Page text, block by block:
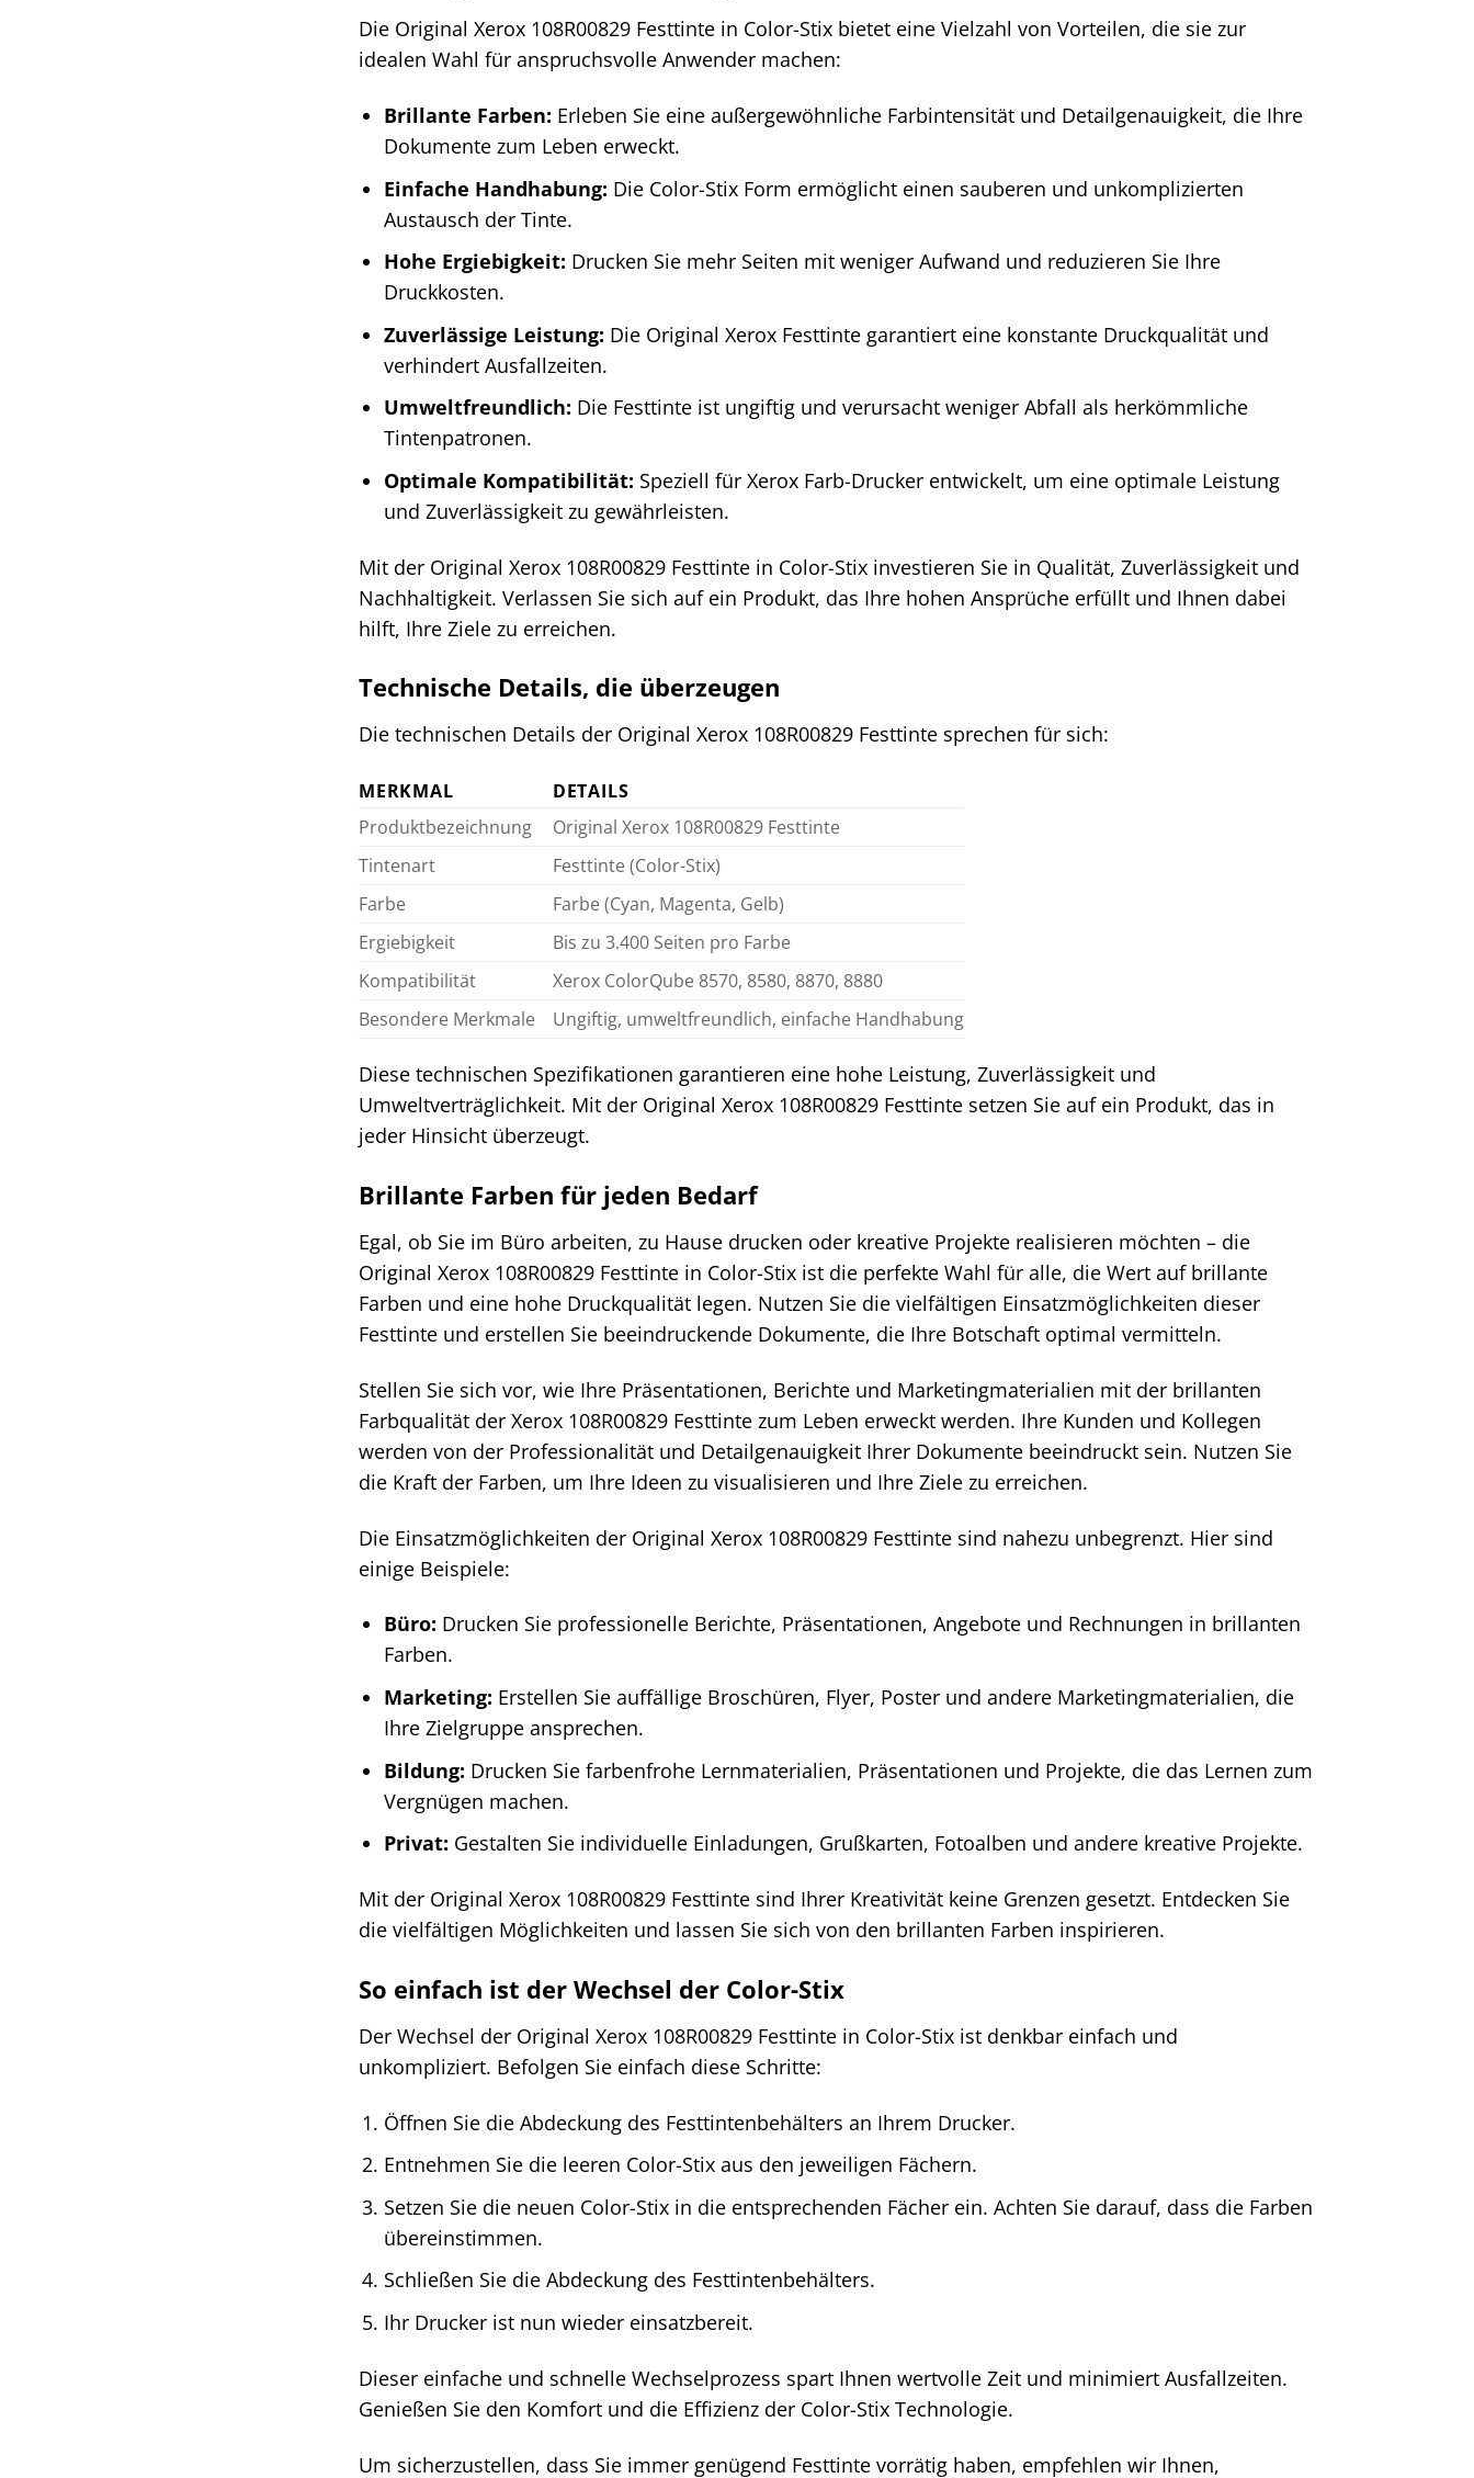
Die Original Xerox 108R00829 Festtinte in Color-Stix bietet eine Vielzahl von Vorteilen, die sie zur
idealen Wahl für anspruchsvolle Anwender machen:
Brillante Farben: Erleben Sie eine außergewöhnliche Farbintensität und Detailgenauigkeit, die Ihre
Dokumente zum Leben erweckt.
Einfache Handhabung: Die Color-Stix Form ermöglicht einen sauberen und unkomplizierten
Austausch der Tinte.
Hohe Ergiebigkeit: Drucken Sie mehr Seiten mit weniger Aufwand und reduzieren Sie Ihre
Druckkosten.
Zuverlässige Leistung: Die Original Xerox Festtinte garantiert eine konstante Druckqualität und
verhindert Ausfallzeiten.
Umweltfreundlich: Die Festtinte ist ungiftig und verursacht weniger Abfall als herkömmliche
Tintenpatronen.
Optimale Kompatibilität: Speziell für Xerox Farb-Drucker entwickelt, um eine optimale Leistung
und Zuverlässigkeit zu gewährleisten.
Mit der Original Xerox 108R00829 Festtinte in Color-Stix investieren Sie in Qualität, Zuverlässigkeit und
Nachhaltigkeit. Verlassen Sie sich auf ein Produkt, das Ihre hohen Ansprüche erfüllt und Ihnen dabei
hilft, Ihre Ziele zu erreichen.
Technische Details, die überzeugen
Die technischen Details der Original Xerox 108R00829 Festtinte sprechen für sich:
MERKMAL
DETAILS
Produktbezeichnung
Original Xerox 108R00829 Festtinte
Tintenart
Festtinte (Color-Stix)
Farbe
Farbe (Cyan, Magenta, Gelb)
Ergiebigkeit
Bis zu 3.400 Seiten pro Farbe
Kompatibilität
Xerox ColorQube 8570, 8580, 8870, 8880
Besondere Merkmale
Ungiftig, umweltfreundlich, einfache Handhabung
Diese technischen Spezifikationen garantieren eine hohe Leistung, Zuverlässigkeit und
Umweltverträglichkeit. Mit der Original Xerox 108R00829 Festtinte setzen Sie auf ein Produkt, das in
jeder Hinsicht überzeugt.
Brillante Farben für jeden Bedarf
Egal, ob Sie im Büro arbeiten, zu Hause drucken oder kreative Projekte realisieren möchten – die
Original Xerox 108R00829 Festtinte in Color-Stix ist die perfekte Wahl für alle, die Wert auf brillante
Farben und eine hohe Druckqualität legen. Nutzen Sie die vielfältigen Einsatzmöglichkeiten dieser
Festtinte und erstellen Sie beeindruckende Dokumente, die Ihre Botschaft optimal vermitteln.
Stellen Sie sich vor, wie Ihre Präsentationen, Berichte und Marketingmaterialien mit der brillanten
Farbqualität der Xerox 108R00829 Festtinte zum Leben erweckt werden. Ihre Kunden und Kollegen
werden von der Professionalität und Detailgenauigkeit Ihrer Dokumente beeindruckt sein. Nutzen Sie
die Kraft der Farben, um Ihre Ideen zu visualisieren und Ihre Ziele zu erreichen.
Die Einsatzmöglichkeiten der Original Xerox 108R00829 Festtinte sind nahezu unbegrenzt. Hier sind
einige Beispiele:
Büro: Drucken Sie professionelle Berichte, Präsentationen, Angebote und Rechnungen in brillanten
Farben.
Marketing: Erstellen Sie auffällige Broschüren, Flyer, Poster und andere Marketingmaterialien, die
Ihre Zielgruppe ansprechen.
Bildung: Drucken Sie farbenfrohe Lernmaterialien, Präsentationen und Projekte, die das Lernen zum
Vergnügen machen.
Privat: Gestalten Sie individuelle Einladungen, Grußkarten, Fotoalben und andere kreative Projekte.
Mit der Original Xerox 108R00829 Festtinte sind Ihrer Kreativität keine Grenzen gesetzt. Entdecken Sie
die vielfältigen Möglichkeiten und lassen Sie sich von den brillanten Farben inspirieren.
So einfach ist der Wechsel der Color-Stix
Der Wechsel der Original Xerox 108R00829 Festtinte in Color-Stix ist denkbar einfach und
unkompliziert. Befolgen Sie einfach diese Schritte:
Öffnen Sie die Abdeckung des Festtintenbehälters an Ihrem Drucker.
Entnehmen Sie die leeren Color-Stix aus den jeweiligen Fächern.
Setzen Sie die neuen Color-Stix in die entsprechenden Fächer ein. Achten Sie darauf, dass die Farben
übereinstimmen.
Schließen Sie die Abdeckung des Festtintenbehälters.
Ihr Drucker ist nun wieder einsatzbereit.
Dieser einfache und schnelle Wechselprozess spart Ihnen wertvolle Zeit und minimiert Ausfallzeiten.
Genießen Sie den Komfort und die Effizienz der Color-Stix Technologie.
Um sicherzustellen, dass Sie immer genügend Festtinte vorrätig haben, empfehlen wir Ihnen,